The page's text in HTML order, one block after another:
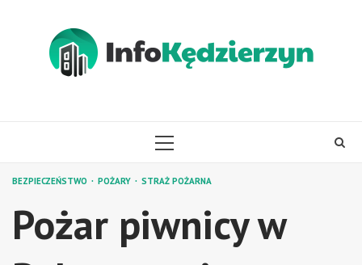
PRIMARY
BEZPIECZEŃSTWO POŻARY STRAŻ POŻARNA
Pożar piwnicy w